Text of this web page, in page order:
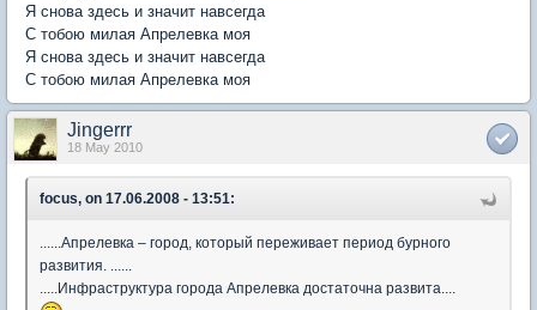
Я снова здесь и значит навсегда
С тобою милая Апрелевка моя
Я снова здесь и значит навсегда
С тобою милая Апрелевка моя
Jingerrr
18 May 2010
focus, on 17.06.2008 - 13:51:
......Апрелевка – город, который переживает период бурного
развития. ......
.....Инфраструктура города Апрелевка достаточна развита....